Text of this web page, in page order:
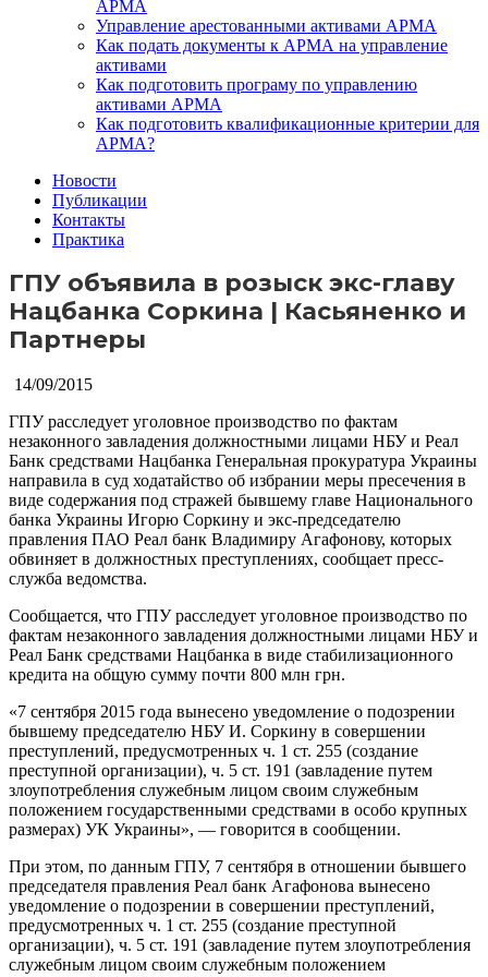
АРМА
Управление арестованными активами АРМА
Как подать документы к АРМА на управление
активами
Как подготовить програму по управлению
активами АРМА
Как подготовить квалификационные критерии для
АРМА?
Новости
Публикации
Контакты
Практика
ГПУ объявила в розыск экс-главу
Нацбанка Соркина | Касьяненко и
Партнеры
14/09/2015
ГПУ расследует уголовное производство по фактам
незаконного завладения должностными лицами НБУ и Реал
Банк средствами Нацбанка Генеральная прокуратура Украины
направила в суд ходатайство об избрании меры пресечения в
виде содержания под стражей бывшему главе Национального
банка Украины Игорю Соркину и экс-председателю
правления ПАО Реал банк Владимиру Агафонову, которых
обвиняет в должностных преступлениях, сообщает пресс-
служба ведомства.
Сообщается, что ГПУ расследует уголовное производство по
фактам незаконного завладения должностными лицами НБУ и
Реал Банк средствами Нацбанка в виде стабилизационного
кредита на общую сумму почти 800 млн грн.
«7 сентября 2015 года вынесено уведомление о подозрении
бывшему председателю НБУ И. Соркину в совершении
преступлений, предусмотренных ч. 1 ст. 255 (создание
преступной организации), ч. 5 ст. 191 (завладение путем
злоупотребления служебным лицом своим служебным
положением государственными средствами в особо крупных
размерах) УК Украины», — говорится в сообщении.
При этом, по данным ГПУ, 7 сентября в отношении бывшего
председателя правления Реал банк Агафонова вынесено
уведомление о подозрении в совершении преступлений,
предусмотренных ч. 1 ст. 255 (создание преступной
организации), ч. 5 ст. 191 (завладение путем злоупотребления
служебным лицом своим служебным положением